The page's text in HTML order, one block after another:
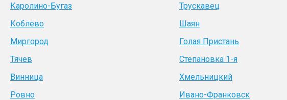
Каролино-Бугаз
Трускавец
Коблево
Шаян
Миргород
Голая Пристань
Тячев
Степановка 1-я
Винница
Хмельницкий
Ровно
Ивано-Франковск